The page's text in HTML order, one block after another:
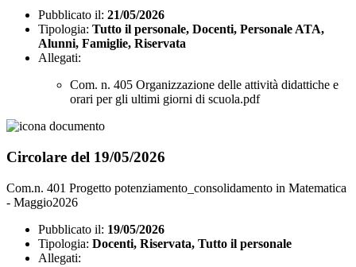
Pubblicato il: 21/05/2026
Tipologia: Tutto il personale, Docenti, Personale ATA,
Alunni, Famiglie, Riservata
Allegati:
Com. n. 405 Organizzazione delle attività didattiche e
orari per gli ultimi giorni di scuola.pdf
Circolare del 19/05/2026
Com.n. 401 Progetto potenziamento_consolidamento in Matematica
- Maggio2026
Pubblicato il: 19/05/2026
Tipologia: Docenti, Riservata, Tutto il personale
Allegati: